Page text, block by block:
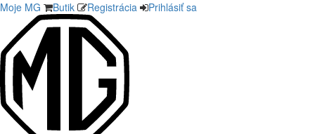
Moje MG Butik Registrácia Prihlásiť sa